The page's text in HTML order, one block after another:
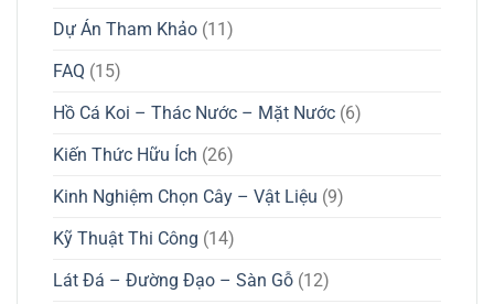
Dự Án Tham Khảo (11)
FAQ (15)
Hồ Cá Koi – Thác Nước – Mặt Nước (6)
Kiến Thức Hữu Ích (26)
Kinh Nghiệm Chọn Cây – Vật Liệu (9)
Kỹ Thuật Thi Công (14)
Lát Đá – Đường Đạo – Sàn Gỗ (12)